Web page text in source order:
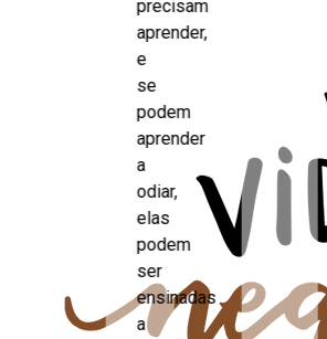
precisam
aprender,
e
se
podem
aprender
a
odiar,
elas
podem
ser
ensinadas
a